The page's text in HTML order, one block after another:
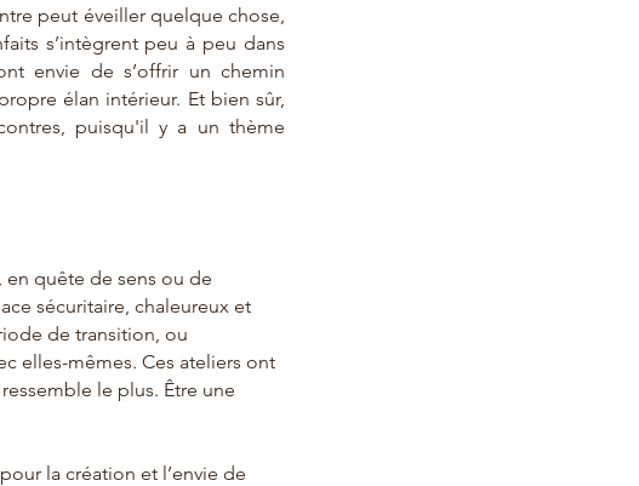
peut éveiller quelque chose,
s’intègrent peu à peu dans
envie de s’offrir un chemin
élan intérieur. Et bien sûr,
puisqu'il y a un thème
en quête de sens ou de
sécuritaire, chaleureux et
de transition, ou
elles-mêmes. Ces ateliers ont
le plus. Être une
la création et l’envie de